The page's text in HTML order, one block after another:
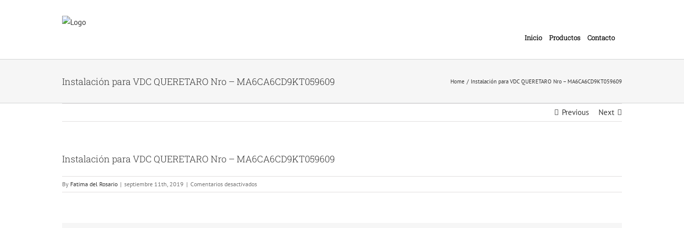
Inicio Productos Contacto
Instalación para VDC QUERETARO Nro – MA6CA6CD9KT059609 Home Instalación para VDC QUERETARO Nro – MA6CA6CD9KT059609
Previous Next
View
Image
Instalación para VDC QUERETARO Nro – MA6CA6CD9KT059609
By Fatima del Rosario | septiembre 11th, 2019 | Comentarios desactivadosen
Instalación